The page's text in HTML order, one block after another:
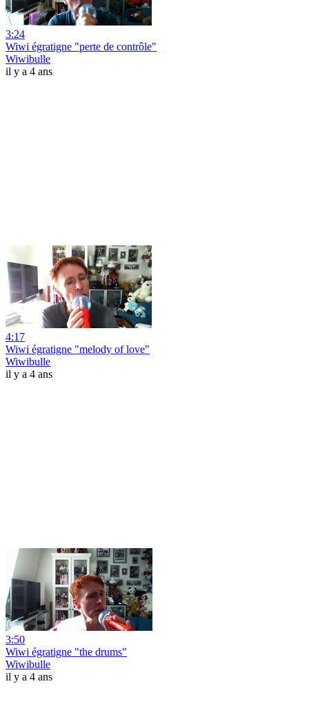
3:24
Wiwi égratigne "perte de contrôle"
Wiwibulle
il y a 4 ans
4:17
Wiwi égratigne "melody of love"
Wiwibulle
il y a 4 ans
3:50
Wiwi égratigne "the drums"
Wiwibulle
il y a 4 ans